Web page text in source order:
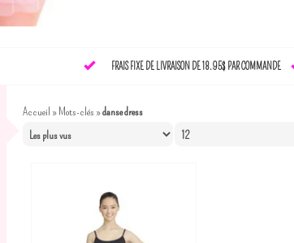
FRAIS FIXE DE LIVRAISON DE 18.95$ PAR COMMANDE
Accueil »Mots-clés »danse dress